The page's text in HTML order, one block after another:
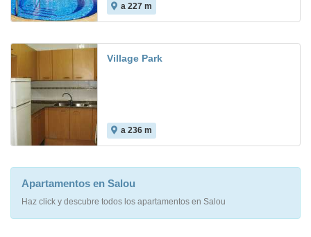
a 227 m
Village Park
a 236 m
Apartamentos en Salou
Haz click y descubre todos los apartamentos en Salou